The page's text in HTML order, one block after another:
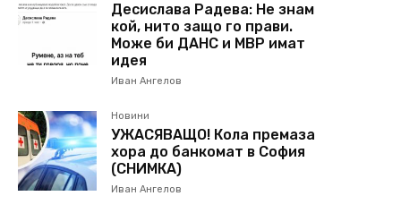
Десислава Радева: Не знам
кой, нито защо го прави.
Може би ДАНС и МВР имат
идея
Иван Ангелов
Новини
УЖАСЯВАЩО! Кола премаза
хора до банкомат в София
(СНИМКА)
Иван Ангелов